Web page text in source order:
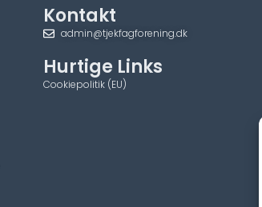
Kontakt
admin@tjekfagforening.dk
Hurtige Links
Cookiepolitik (EU)